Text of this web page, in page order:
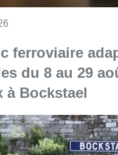
ferroviaire
du 8 au 29
à Bockstael